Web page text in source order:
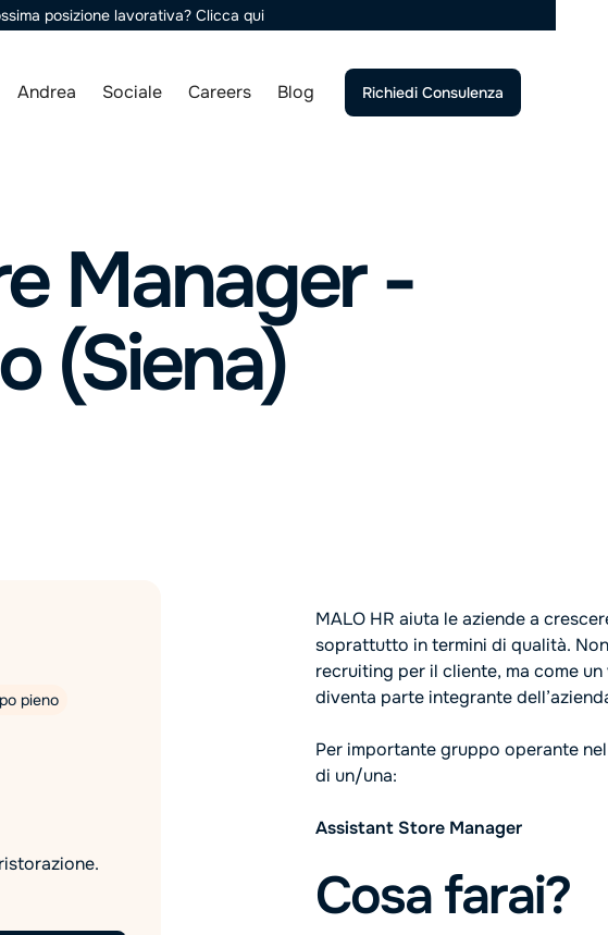
posizione lavorativa? Clicca qui
Andrea Sociale Careers Blog Richiedi Consulenza
Manager -
(Siena)
pieno
MALO HR aiuta le aziende a
soprattutto in termini di qualità.
recruiting per il cliente, ma come
diventa parte integrante
Per importante gruppo operante
di un/una:
Assistant Store Manager
Cosa farai?